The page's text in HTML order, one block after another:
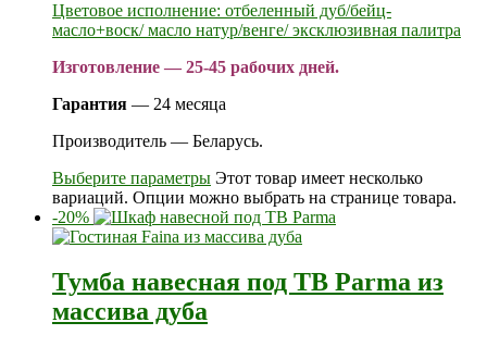
Цветовое исполнение: отбеленный дуб/бейц-
масло+воск/ масло натур/венге/ эксклюзивная палитра
Изготовление — 25-45 рабочих дней.
Гарантия — 24 месяца
Производитель — Беларусь.
Выберите параметры Этот товар имеет несколько
вариаций. Опции можно выбрать на странице товара.
-20%
Тумба навесная под ТВ Parma из
массива дуба